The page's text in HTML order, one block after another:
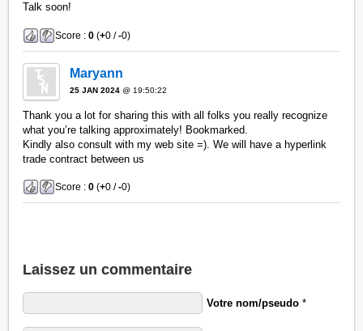
Talk soon!
Score :0 (+0 /-0)
Maryann
25 JAN 2024 @ 19:50:22
Thank you a lot for sharing this with all folks you really recognize
what you’re talking approximately! Bookmarked.
Kindly also consult with my web site =). We will have a hyperlink
trade contract between us
Score :0 (+0 /-0)
Laissez un commentaire
Votre nom/pseudo *